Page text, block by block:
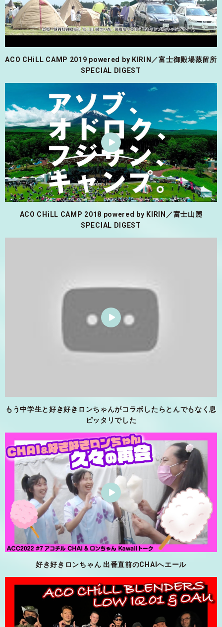
ACO CHiLL CAMP 2019 powered by KIRIN／富士御殿場蒸留所
SPECIAL DIGEST
ACO CHiLL CAMP 2018 powered by KIRIN／富士山麓
SPECIAL DIGEST
もう中学生と好き好きロンちゃんがコラボしたらとんでもなく息
ピッタリでした
好き好きロンちゃん 出番直前のCHAIへエール